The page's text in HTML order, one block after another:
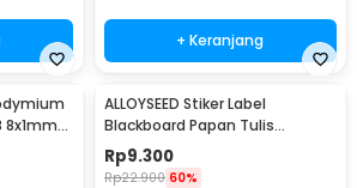
+ Keranjang
8x1mm
ALLOYSEED Stiker Label
Blackboard Papan Tulis
Removable 50 PCS - TH002
Rp9.300
Rp22.900 60%